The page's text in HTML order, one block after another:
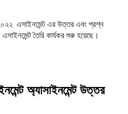
এসাইনমেন্ট এর উত্তর এবং প্রশ্ন
তৈরি কার্যকর শুরু হয়েছে।
অ্যাসাইনমেন্ট উত্তর